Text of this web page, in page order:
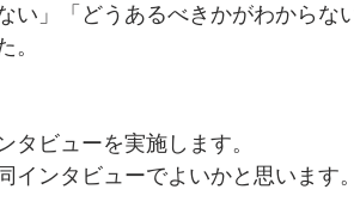
い」「どうあるべきかがわからな
タビューを実施します。
ンタビューでよいかと思います。